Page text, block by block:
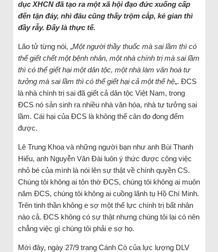
dục XHCN đã tạo ra một xã hội đạo đức xuống cấp
đến tận đáy, nhì đâu cũng thấy trộm cắp, kẻ gian thì
đầy rẫy. Đấy là thực tế.
Lão tử từng nói, „Một người thầy thuốc mà sai lầm thì có
thể giết chết một bệnh nhân, một nhà chính trị mà sai lầm
thì có thể giết hại một dân tộc, một nhà làm văn hoá tư
tưởng mà sai lầm thì có thể giết hại cả một thế hệ„. ĐCS
là nhà chính trị sai đã giết cả dân tộc Việt Nam, trong
ĐCS nó sản sinh ra nhiều nhà văn hóa, nhà tư tưởng sai
lầm. Cái hại của ĐCS là không thể cân đo đong đếm
được.
Lê Trung Khoa và những người bạn như anh Bùi Thanh
Hiếu, anh Nguyễn Văn Đài luôn ý thức được công việc
nhỏ bé của mình là nói lên sự thật về chính quyền CS.
Chúng tôi không ai tôn thờ ĐCS, chúng tôi không ai muôn
năm ĐCS, chúng tôi không ai cuồng lãnh tụ Hồ Chí Minh.
Trên tinh thần không e sợ một thế lực chính trị bất nhân
nào cả. ĐCS không có sự thật nhưng chúng tôi lại có nên
chẳng việc gì chúng tôi phải e sợ họ.
Mới đây, ngày 27/9 trang Cánh Cò của lực lượng DLV